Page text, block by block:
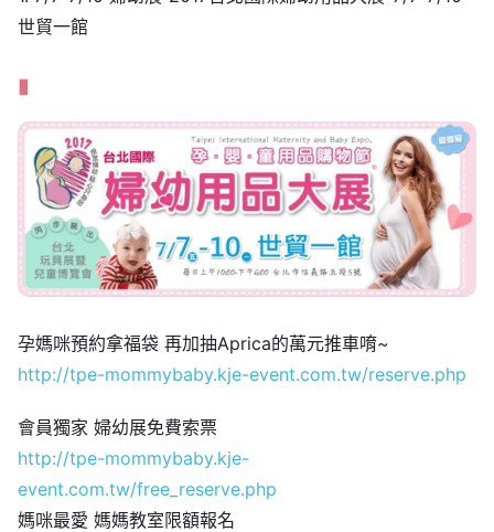
世貿一館
孕媽咪預約拿福袋 再加抽Aprica的萬元推車唷~
http://tpe-mommybaby.kje-event.com.tw/reserve.php
會員獨家 婦幼展免費索票
http://tpe-mommybaby.kje-
event.com.tw/free_reserve.php
媽咪最愛 媽媽教室限額報名